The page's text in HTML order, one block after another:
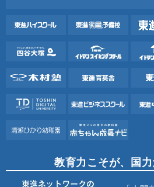
教育力こそが、国力